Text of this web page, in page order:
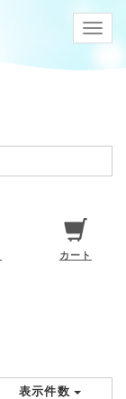
カート
表示件数